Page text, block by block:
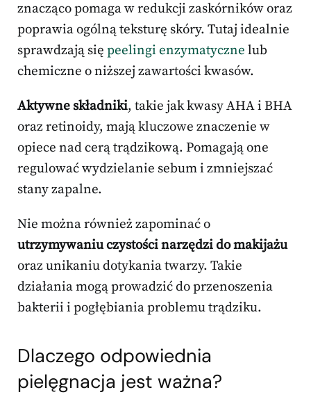
znacząco pomaga w redukcji zaskórników oraz
poprawia ogólną teksturę skóry. Tutaj idealnie
sprawdzają się peelingi enzymatyczne lub
chemiczne o niższej zawartości kwasów.
Aktywne składniki, takie jak kwasy AHA i BHA
oraz retinoidy, mają kluczowe znaczenie w
opiece nad cerą trądzikową. Pomagają one
regulować wydzielanie sebum i zmniejszać
stany zapalne.
Nie można również zapominać o
utrzymywaniu czystości narzędzi do makijażu
oraz unikaniu dotykania twarzy. Takie
działania mogą prowadzić do przenoszenia
bakterii i pogłębiania problemu trądziku.
Dlaczego odpowiednia
pielęgnacja jest ważna?